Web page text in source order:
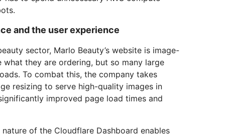
and the user experience
sector, Marlo Beauty’s website is image-
what they are ordering, but so many large
To combat this, the company takes
resizing to serve high-quality images in
improved page load times and
of the Cloudflare Dashboard enables